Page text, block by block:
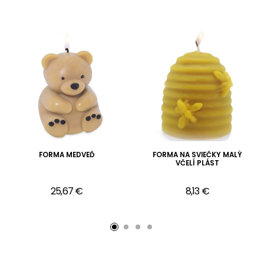
FORMA MEDVEĎ
25,67 €
FORMA NA SVIEČKY MALÝ
VČELÍ PLÁST
8,13 €